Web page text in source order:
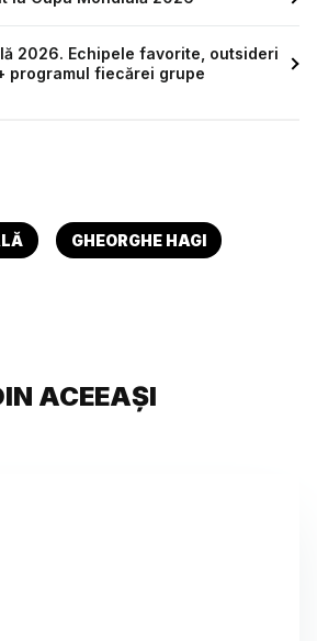
2026. Echipele favorite, outsideri
programul fiecărei grupe
GHEORGHE HAGI
ACEEAȘI